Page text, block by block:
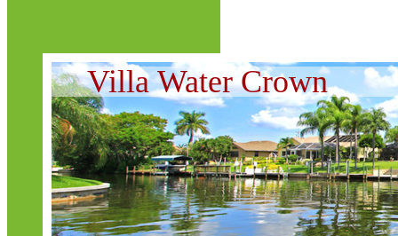
Villa Water Crown